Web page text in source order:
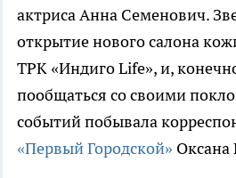
актриса Анна Семенович.
открытие нового салона
ТРК «Индиго Life», и,
пообщаться со своими
событий побывала
«Первый Городской» Оксана